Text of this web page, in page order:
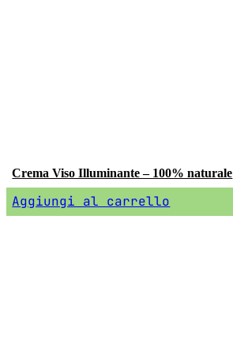
Crema Viso Illuminante – 100% naturale
Aggiungi al carrello